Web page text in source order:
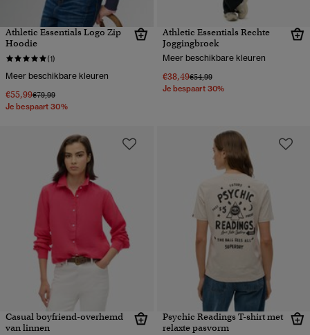
Athletic Essentials Logo Zip
Hoodie
(1)
Meer beschikbare kleuren
€55,99Prijs verlaagd van
€79,99naar
Je bespaart 30%
Athletic Essentials Rechte
Joggingbroek
Meer beschikbare kleuren
€38,49Prijs verlaagd van
€54,99naar
Je bespaart 30%
Casual boyfriend-overhemd
van linnen
Psychic Readings T-shirt met
relaxte pasvorm